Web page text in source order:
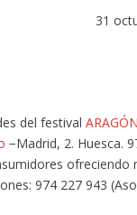
31
del festival
−Madrid, 2. Huesca.
ofreciendo
974 227 943